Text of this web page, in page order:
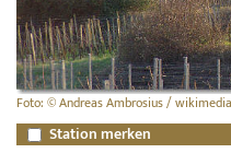
Foto: © Andreas Ambrosius / wikimedia
Station merken